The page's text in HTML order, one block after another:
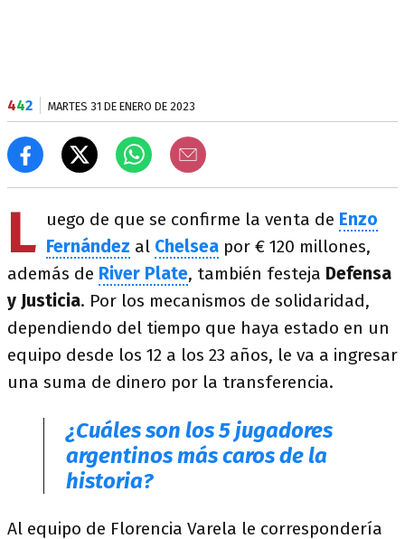
442 MARTES 31 DE ENERO DE 2023
L uego de que se confirme la venta de Enzo
Fernández al Chelsea por € 120 millones,
además de River Plate, también festeja Defensa
y Justicia. Por los mecanismos de solidaridad,
dependiendo del tiempo que haya estado en un
equipo desde los 12 a los 23 años, le va a ingresar
una suma de dinero por la transferencia.
¿Cuáles son los 5 jugadores
argentinos más caros de la
historia?
Al equipo de Florencia Varela le correspondería